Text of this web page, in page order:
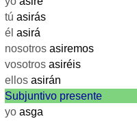
Flaggen-,
Wappen-
und
Münzenquiz
Städte-
und
Länderquiz
tú asirás
él asirá
nosotros asiremos
vosotros asiréis
ellos asirán
Subjuntivo presente
yo asga